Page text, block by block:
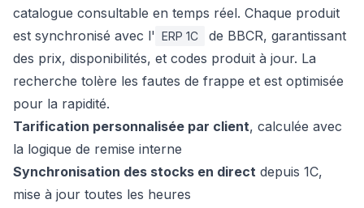
catalogue consultable en temps réel. Chaque produit
est synchronisé avec l' ERP 1C
de BBCR, garantissant
des prix, disponibilités, et codes produit à jour. La
recherche tolère les fautes de frappe et est optimisée
pour la rapidité.
Tarification personnalisée par client, calculée avec
la logique de remise interne
Synchronisation des stocks en direct depuis 1C,
mise à jour toutes les heures